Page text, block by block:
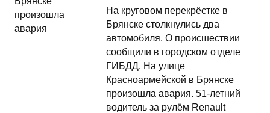
На круговом перекрёстке в
Брянске столкнулись два
автомобиля. О происшествии
сообщили в городском отделе
ГИБДД. На улице
Красноармейской в Брянске
произошла авария. 51-летний
водитель за рулём Renault